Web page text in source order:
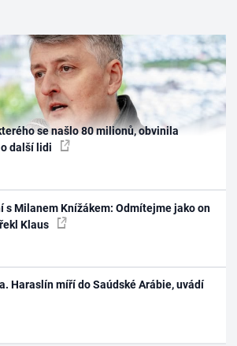
se našlo 80 milionů, obvinila
další lidi
s Milanem Knížákem: Odmítejme jako on
Klaus
Haraslín míří do Saúdské Arábie, uvádí